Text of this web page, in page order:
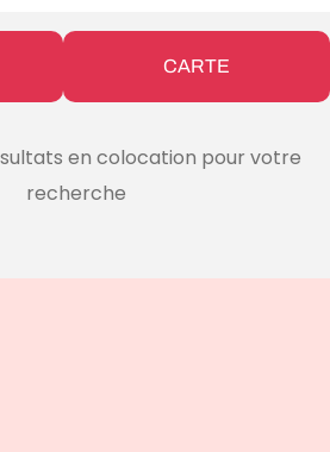
CARTE
en colocation pour votre
recherche